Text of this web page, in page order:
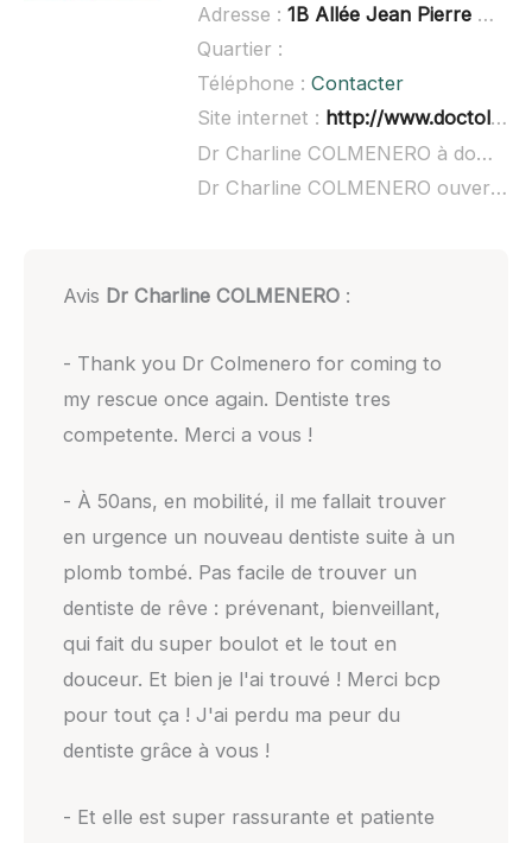
Adresse : 1B Allée Jean Pierre Carl, 67120 Molsheim, France
Quartier :
Téléphone : Contacter
Site internet : http://www.doctolib.fr/dentiste/molsheim/charline-colmenero-molsheim
Dr Charline COLMENERO à domicile :
Dr Charline COLMENERO ouvert dimanche :
Avis Dr Charline COLMENERO:
- Thank you Dr Colmenero for coming to
my rescue once again. Dentiste tres
competente. Merci a vous !
- À 50ans, en mobilité, il me fallait trouver
en urgence un nouveau dentiste suite à un
plomb tombé. Pas facile de trouver un
dentiste de rêve : prévenant, bienveillant,
qui fait du super boulot et le tout en
douceur. Et bien je l'ai trouvé ! Merci bcp
pour tout ça ! J'ai perdu ma peur du
dentiste grâce à vous !
- Et elle est super rassurante et patiente